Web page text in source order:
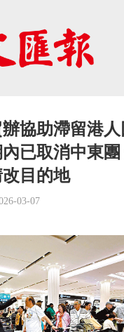
協助滯留港
已取消中東
目的地
03-07